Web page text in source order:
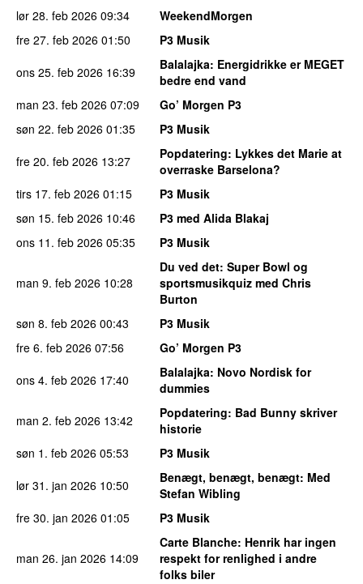
lør 28. feb 2026 09:34
WeekendMorgen
fre 27. feb 2026 01:50
P3 Musik
ons 25. feb 2026 16:39 Balalajka: Energidrikke er MEGET
bedre end vand
man 23. feb 2026 07:09
Go’ Morgen P3
søn 22. feb 2026 01:35
P3 Musik
fre 20. feb 2026 13:27 Popdatering: Lykkes det Marie at
overraske Barselona?
tirs 17. feb 2026 01:15
P3 Musik
søn 15. feb 2026 10:46
P3 med Alida Blakaj
ons 11. feb 2026 05:35 P3 Musik
man 9. feb 2026 10:28
Du ved det: Super Bowl og
sportsmusikquiz med Chris
Burton
søn 8. feb 2026 00:43
P3 Musik
fre 6. feb 2026 07:56
Go’ Morgen P3
ons 4. feb 2026 17:40 Balalajka: Novo Nordisk for
dummies
man 2. feb 2026 13:42 Popdatering: Bad Bunny skriver
historie
søn 1. feb 2026 05:53
P3 Musik
lør 31. jan 2026 10:50 Benægt, benægt, benægt: Med
Stefan Wibling
fre 30. jan 2026 01:05 P3 Musik
man 26. jan 2026 14:09
Carte Blanche: Henrik har ingen
respekt for renlighed i andre
folks biler